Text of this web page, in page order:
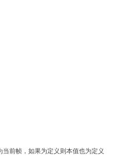
前帧，如果为定义则本值也为定义